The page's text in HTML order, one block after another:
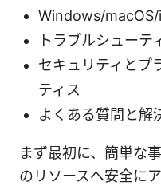
Windows/
トラブルシューテ
セキュリティとプ
ティス
よくある質問と解
まず最初に、簡単な
のリソースへ安全に